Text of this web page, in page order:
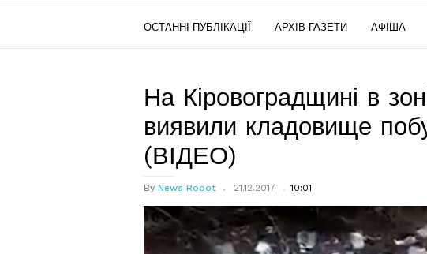
ОСТАННІ ПУБЛІКАЦІЇ АРХІВ ГАЗЕТИ АФІША
На Кіровоградщині в
виявили кладовище
(ВІДЕО)
By News Robot 21.12.2017 10:01